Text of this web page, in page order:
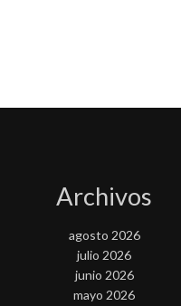
Archivos
agosto 2026
julio 2026
junio 2026
mayo 2026